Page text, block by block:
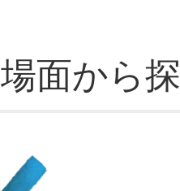
場面から